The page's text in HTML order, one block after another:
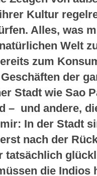
Kultur
Alles, was
Welt
zum
der
Stadt wie Sao
– und andere,
In der Stadt
nach der
tatsächlich
die Indios